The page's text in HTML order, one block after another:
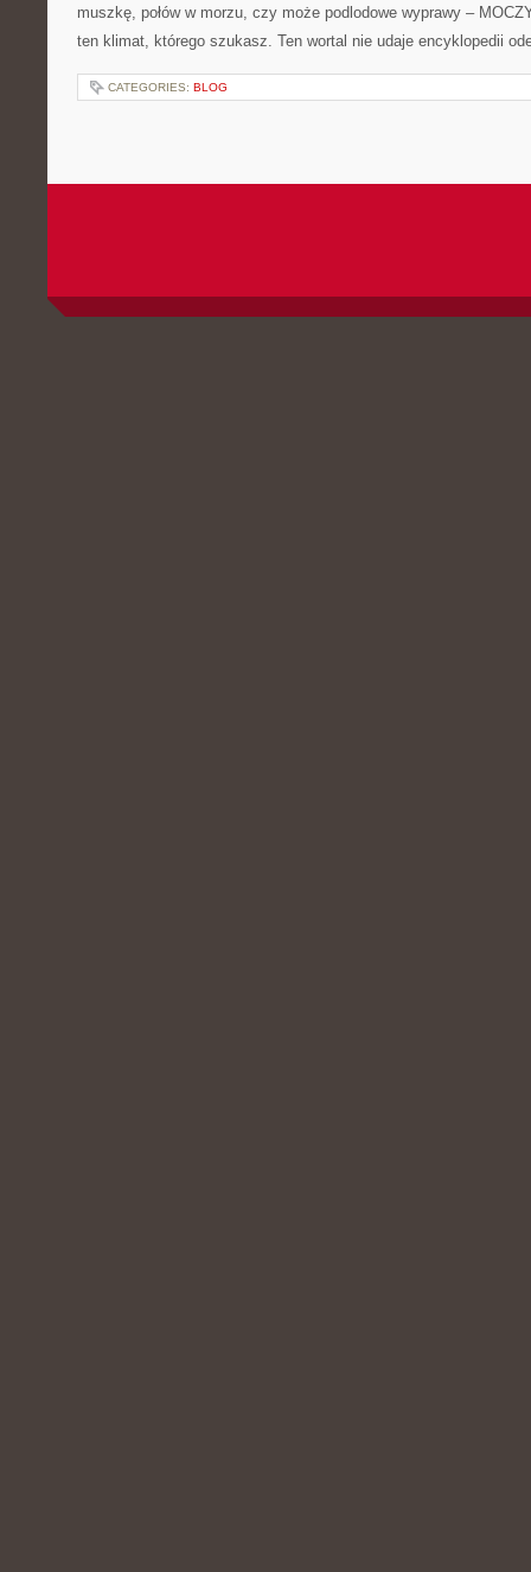
muszkę, połów w morzu, czy może podlodowe wyprawy –
ten klimat, którego szukasz. Ten wortal nie udaje encyklopedii
CATEGORIES: BLOG